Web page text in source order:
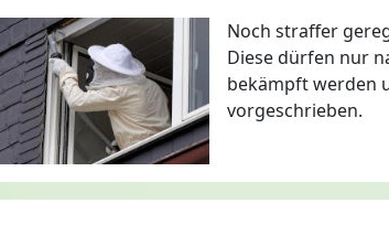
Noch straffer
Diese dürfen nur
bekämpft werden
vorgeschrieben.